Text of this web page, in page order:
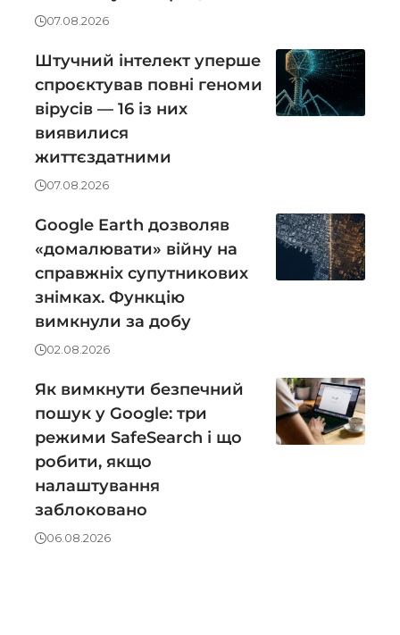
07.08.2026
Штучний інтелект уперше
спроєктував повні геноми
вірусів — 16 із них
виявилися
життєздатними
07.08.2026
Google Earth дозволяв
«домалювати» війну на
справжніх супутникових
знімках. Функцію
вимкнули за добу
02.08.2026
Як вимкнути безпечний
пошук у Google: три
режими SafeSearch і що
робити, якщо
налаштування
заблоковано
06.08.2026